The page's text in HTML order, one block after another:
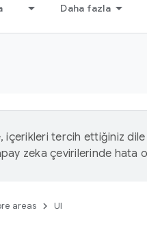
Daha fazla
içerikleri tercih ettiğiniz
zeka çevirilerinde hata
areas UI